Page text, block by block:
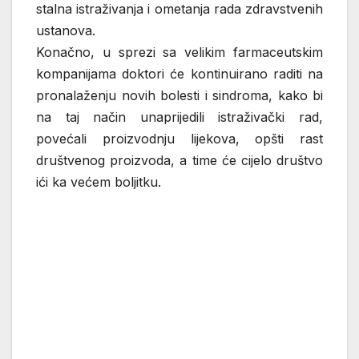
stalna istraživanja i ometanja rada zdravstvenih
ustanova.
Konačno, u sprezi sa velikim farmaceutskim
kompanijama doktori će kontinuirano raditi na
pronalaženju novih bolesti i sindroma, kako bi
na taj način unaprijedili istraživački rad,
povećali proizvodnju lijekova, opšti rast
društvenog proizvoda, a time će cijelo društvo
ići ka većem boljitku.